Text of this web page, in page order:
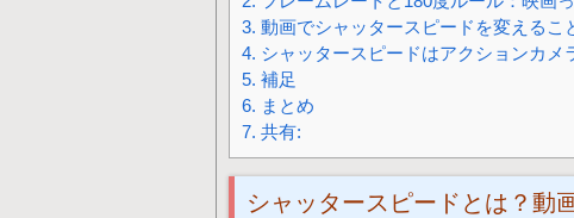
3. 動画でシャッタースピードを変えるこ
4. シャッタースピードはアクションカメ
5. 補足
6. まとめ
7. 共有:
シャッタースピードとは？動